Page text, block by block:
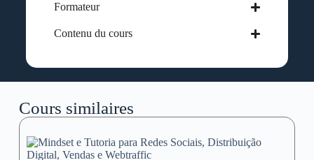
Formateur
Contenu du cours
Cours similaires